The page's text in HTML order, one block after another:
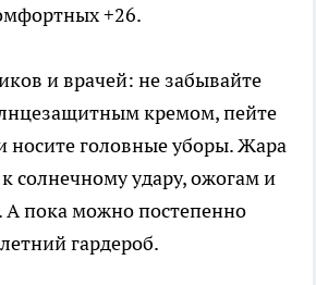
+26.
и врачей: не забывайте
кремом, пейте
носите головные уборы. Жара
солнечному удару, ожогам и
пока можно постепенно
гардероб.